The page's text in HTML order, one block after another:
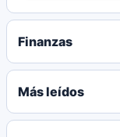
Finanzas
Más leídos